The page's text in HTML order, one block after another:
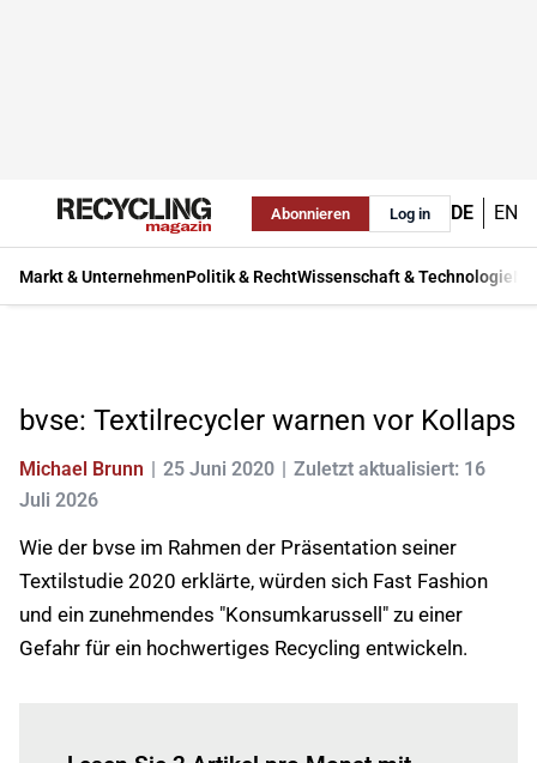
Abonnieren Log in DE EN
Markt & UnternehmenPolitik & RechtWissenschaft & Technologie
bvse: Textilrecycler warnen vor Kollaps
Michael Brunn 25 Juni 2020
Zuletzt aktualisiert: 16
Juli 2026
Wie der bvse im Rahmen der Präsentation seiner
Textilstudie 2020 erklärte, würden sich Fast Fashion
und ein zunehmendes "Konsumkarussell" zu einer
Gefahr für ein hochwertiges Recycling entwickeln.